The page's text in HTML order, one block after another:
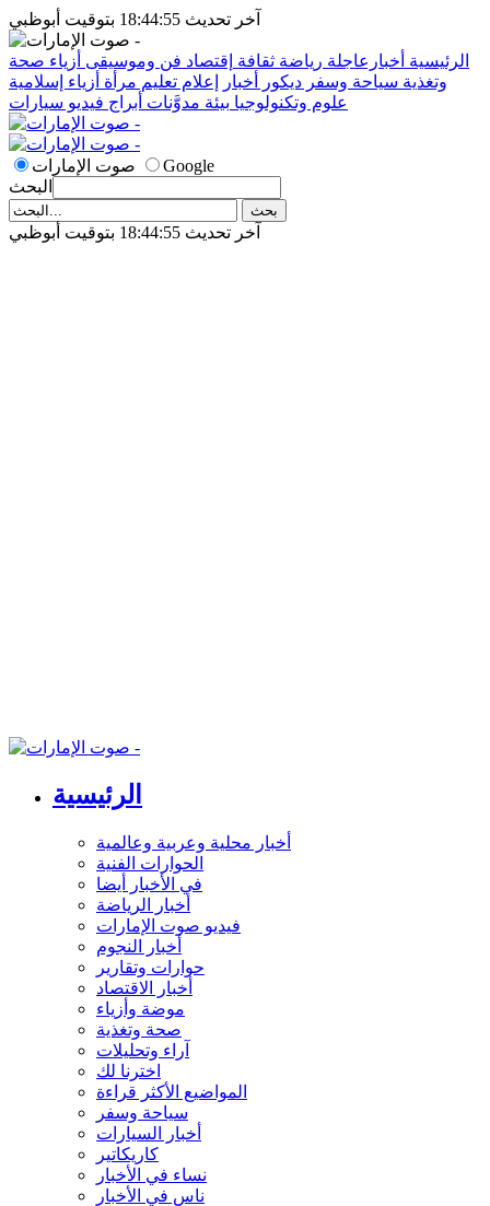
آخر تحديث 18:44:55 بتوقيت أبوظبي
الرئيسية أخبارعاجلة رياضة ثقافة إقتصاد فن وموسيقى أزياء صحة
وتغذية سياحة وسفر ديكور أخبار إعلام تعليم مرأة أزياء إسلامية
علوم وتكنولوجيا بيئة مدوَّنات أبراج فيديو سيارات
صوت الإمارات
Google
البحث
آخر تحديث 18:44:55 بتوقيت أبوظبي
الرئيسية
أخبار محلية وعربية وعالمية
الحوارات الفنية
في الأخبار أيضا
أخبار الرياضة
فيديو صوت الإمارات
أخبار النجوم
حوارات وتقارير
أخبار الاقتصاد
موضة وأزياء
صحة وتغذية
آراء وتحليلات
اخترنا لك
المواضيع الأكثر قراءة
سياحة وسفر
أخبار السيارات
كاريكاتير
نساء في الأخبار
ناس في الأخبار